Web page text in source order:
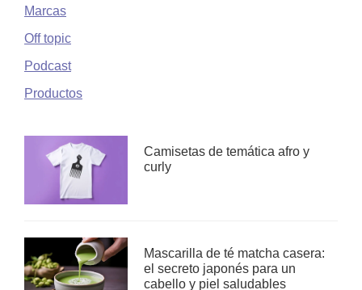
Marcas
Off topic
Podcast
Productos
Camisetas de temática afro y
curly
Mascarilla de té matcha casera:
el secreto japonés para un
cabello y piel saludables